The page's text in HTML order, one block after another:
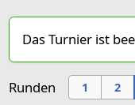
Das Turnier ist
Runden 1 2